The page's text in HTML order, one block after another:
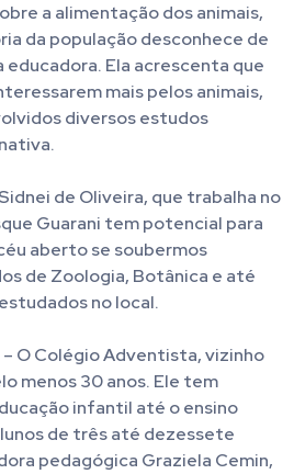
a alimentação dos animais,
da população desconhece de
educadora. Ela acrescenta que
mais pelos animais,
diversos estudos
de Oliveira, que trabalha no
Guarani tem potencial para
aberto se soubermos
de Zoologia, Botânica e até
no local.
– O Colégio Adventista, vizinho
menos 30 anos. Ele tem
infantil até o ensino
de três até dezessete
pedagógica Graziela Cemin,